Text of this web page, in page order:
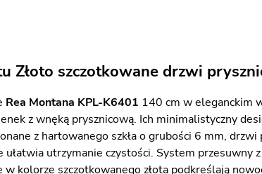
Złoto szczotkowane drzwi
Rea Montana KPL-K6401 140 cm w eleganckim
z wnęką prysznicową. Ich minimalistyczny
z hartowanego szkła o grubości 6 mm,
ułatwia utrzymanie czystości. System
kolorze szczotkowanego złota podkreślają